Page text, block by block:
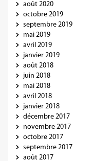
août 2020
octobre 2019
septembre 2019
mai 2019
avril 2019
janvier 2019
août 2018
juin 2018
mai 2018
avril 2018
janvier 2018
décembre 2017
novembre 2017
octobre 2017
septembre 2017
août 2017